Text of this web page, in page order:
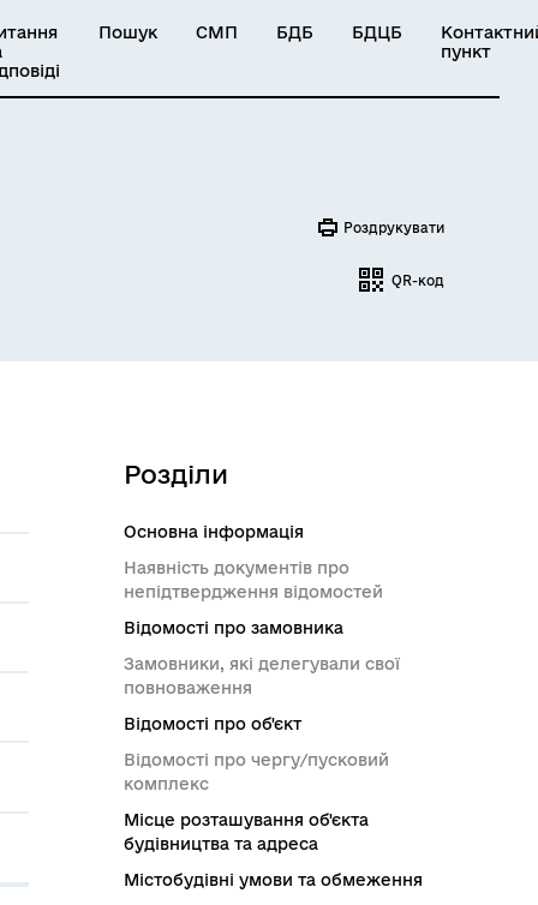
Пошук СМП БДБ БДЦБ
пункт
Роздрукувати
QR-код
Розділи
Основна інформація
Наявність документів про
непідтвердження відомостей
Відомості про замовника
Замовники, які делегували свої
повноваження
Відомості про об'єкт
Відомості про чергу/пусковий
комплекс
Місце розташування об'єкта
будівництва та адреса
Містобудівні умови та обмеження